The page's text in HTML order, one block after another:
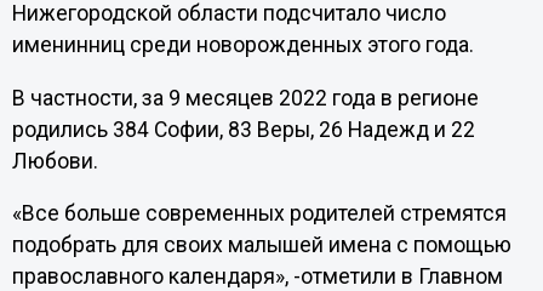
Нижегородской области подсчитало число
именинниц среди новорожденных этого года.
В частности, за 9 месяцев 2022 года в регионе
родились 384 Софии, 83 Веры, 26 Надежд и 22
Любови.
«Все больше современных родителей стремятся
подобрать для своих малышей имена с помощью
православного календаря», -отметили в Главном